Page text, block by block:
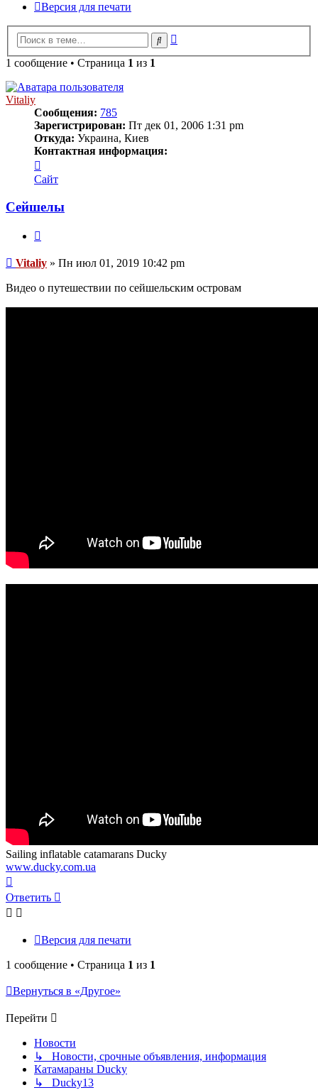
Версия для печати
Поиск
1 сообщение • Страница 1 из 1
Vitaliy
Сообщения: 785
Зарегистрирован: Пт дек 01, 2006 1:31 pm
Откуда: Украина, Киев
Контактная информация:
информация
пользователя
Сайт
Сейшелы
Сообщение
Vitaliy » Пн июл 01, 2019 10:42 pm
Видео о путешествии по сейшельским островам
Sailing inflatable catamarans Ducky
www.ducky.com.ua
к
началу
Ответить
Версия для печати
1 сообщение • Страница 1 из 1
Вернуться в «Другое»
Перейти
Новости
↳ Новости, срочные объявления, информация
Катамараны Ducky
↳ Ducky13